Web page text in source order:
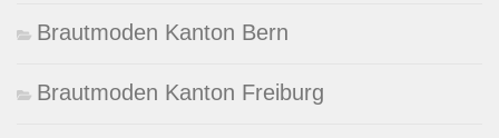
Brautmoden Kanton Bern
Brautmoden Kanton Freiburg